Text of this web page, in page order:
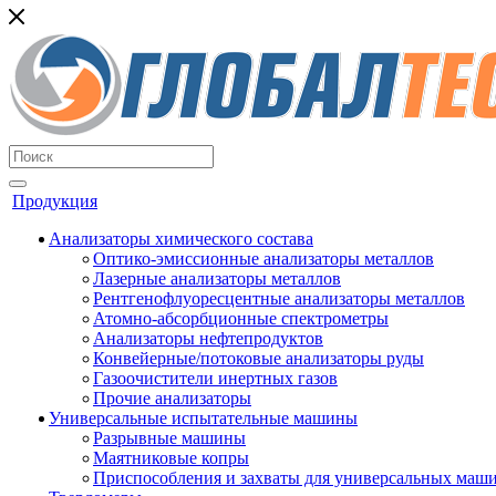
Продукция
Анализаторы химического состава
Оптико-эмиссионные анализаторы металлов
Лазерные анализаторы металлов
Рентгенофлуоресцентные анализаторы металлов
Атомно-абсорбционные спектрометры
Анализаторы нефтепродуктов
Конвейерные/потоковые анализаторы руды
Газоочистители инертных газов
Прочие анализаторы
Универсальные испытательные машины
Разрывные машины
Маятниковые копры
Приспособления и захваты для универсальных